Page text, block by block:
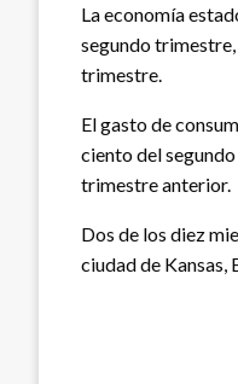
La economía
segundo
trimestre.
El gasto de
ciento del
trimestre anterior.
Dos de los diez
ciudad de Kansas,